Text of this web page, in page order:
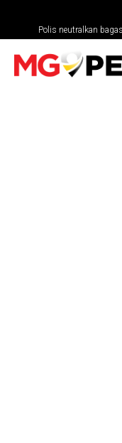
Polis neutralkan